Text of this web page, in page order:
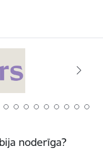
noderīga?